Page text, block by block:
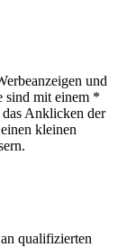
und
sind mit einem *
Anklicken der
kleinen
qualifizierten